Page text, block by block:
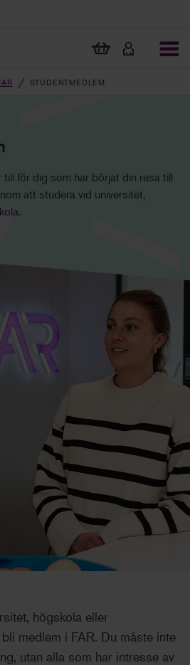
samma ställe
frågor
Visa min varukorg
STUDENTMEDLEM
för dig som har börjat din resa till
att studera vid universitet,
högskola eller
medlem i FAR. Du måste inte
utan alla som har intresse av